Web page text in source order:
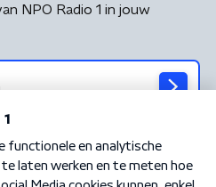
NPO Radio 1 in jouw